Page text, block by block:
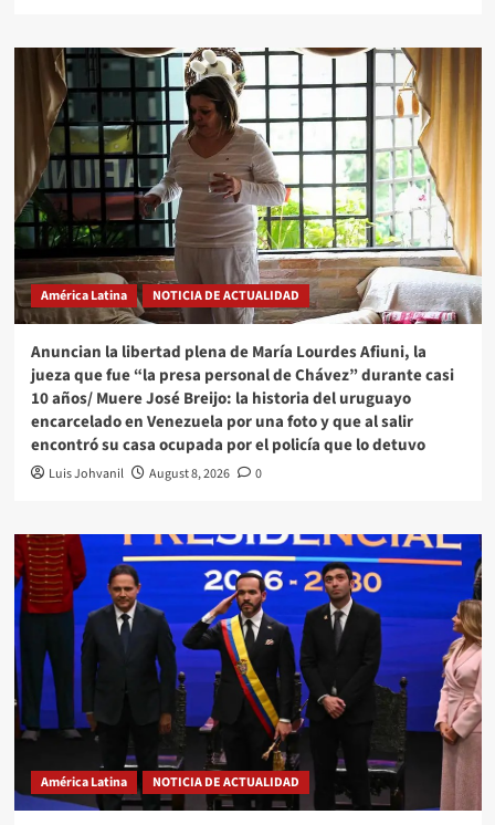
América Latina NOTICIA DE ACTUALIDAD
Anuncian la libertad plena de María Lourdes Afiuni, la
jueza que fue “la presa personal de Chávez” durante casi
10 años/ Muere José Breijo: la historia del uruguayo
encarcelado en Venezuela por una foto y que al salir
encontró su casa ocupada por el policía que lo detuvo
Luis Johvanil August 8, 2026 0
América Latina NOTICIA DE ACTUALIDAD